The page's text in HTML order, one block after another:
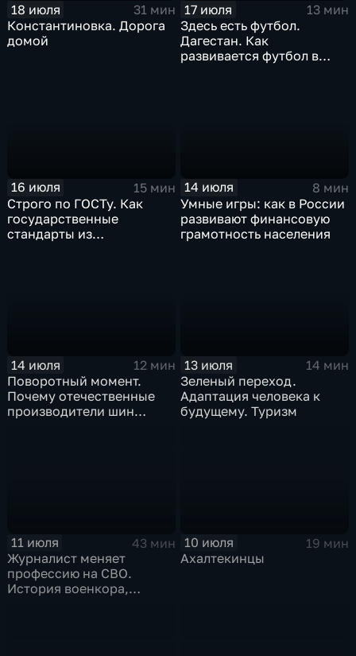
18 июля
31 мин
Константиновка. Дорога
домой
17 июля
13 мин
Здесь есть футбол.
Дагестан. Как
развивается футбол в
16 июля
15 мин
Строго по ГОСТу. Как
государственные
стандарты из
14 июля
8 мин
Умные игры: как в России
развивают финансовую
грамотность населения
14 июля
12 мин
Поворотный момент.
Почему отечественные
производители шин
13 июля
14 мин
Зеленый переход.
Адаптация человека к
будущему. Туризм
11 июля
43 мин
Журналист меняет
профессию на СВО.
История военкора,
10 июля
19 мин
Ахалтекинцы